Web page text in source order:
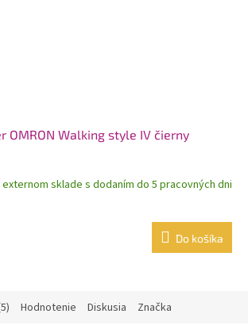
OMRON Walking style IV čierny
externom sklade s dodaním do 5 pracovných dni
Do košíka
Hodnotenie Diskusia Značka